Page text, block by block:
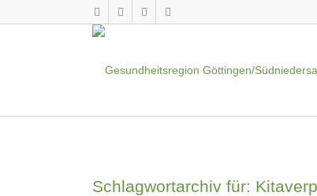
Schlagwortarchiv für: